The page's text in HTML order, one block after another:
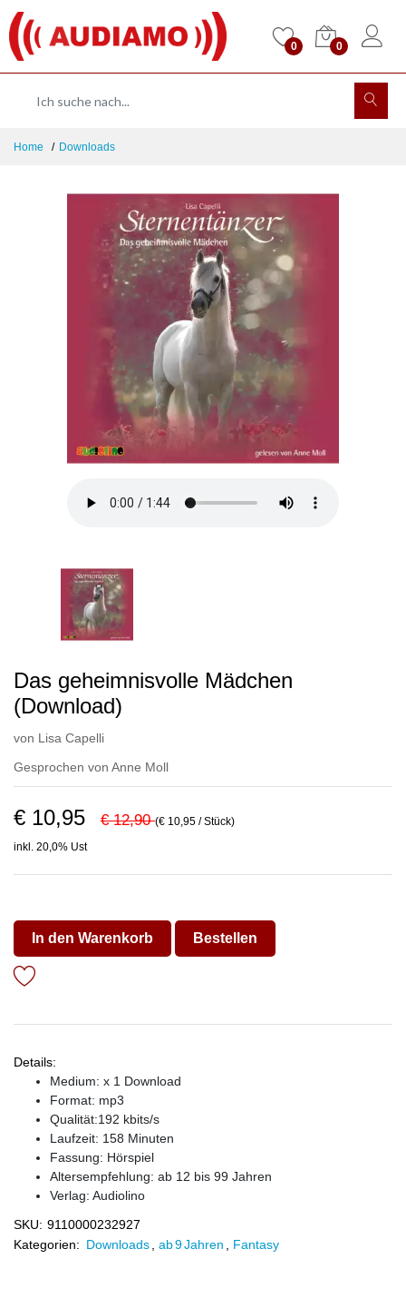
0 0
Home Downloads
Das geheimnisvolle Mädchen
(Download)
von Lisa Capelli
Gesprochen von Anne Moll
€ 10,95 € 12,90(€ 10,95 / Stück)
inkl. 20,0% Ust
In den Warenkorb Bestellen
Details:
Medium: x 1 Download
Format: mp3
Qualität:192 kbits/s
Laufzeit: 158 Minuten
Fassung: Hörspiel
Altersempfehlung: ab 12 bis 99 Jahren
Verlag: Audiolino
SKU: 9110000232927
Kategorien: Downloads ab 9 Jahren Fantasy